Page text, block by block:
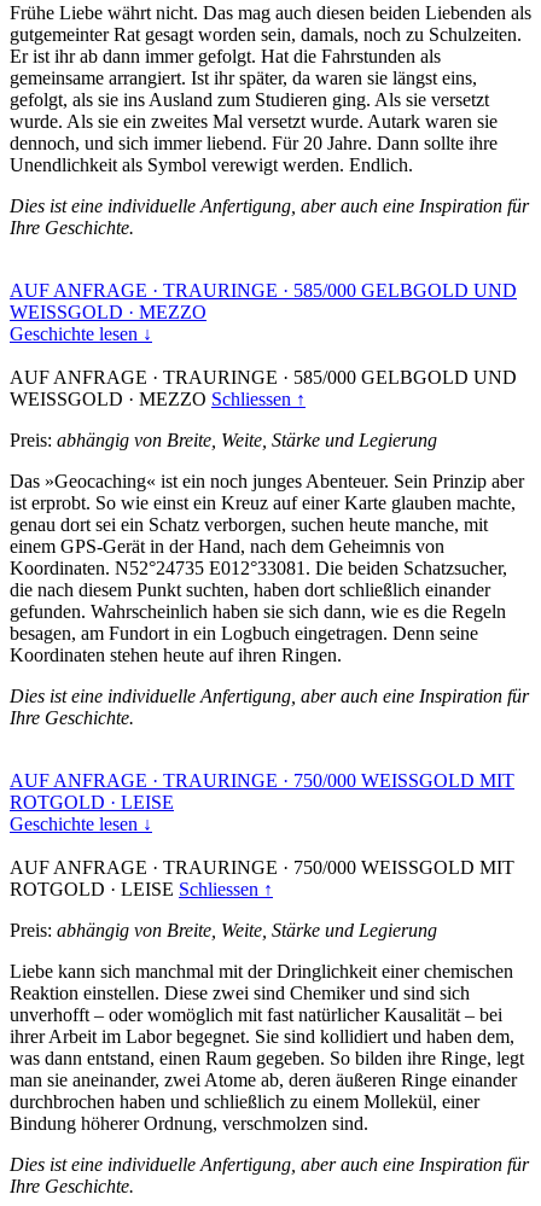
Frühe Liebe währt nicht. Das mag auch diesen beiden Liebenden als
gutgemeinter Rat gesagt worden sein, damals, noch zu Schulzeiten.
Er ist ihr ab dann immer gefolgt. Hat die Fahrstunden als
gemeinsame arrangiert. Ist ihr später, da waren sie längst eins,
gefolgt, als sie ins Ausland zum Studieren ging. Als sie versetzt
wurde. Als sie ein zweites Mal versetzt wurde. Autark waren sie
dennoch, und sich immer liebend. Für 20 Jahre. Dann sollte ihre
Unendlichkeit als Symbol verewigt werden. Endlich.
Dies ist eine individuelle Anfertigung, aber auch eine Inspiration für
Ihre Geschichte.
AUF ANFRAGE · TRAURINGE · 585/000 GELBGOLD UND
WEISSGOLD · MEZZO
Geschichte lesen ↓
AUF ANFRAGE · TRAURINGE · 585/000 GELBGOLD UND
WEISSGOLD · MEZZO Schliessen ↑
Preis: abhängig von Breite, Weite, Stärke und Legierung
Das »Geocaching« ist ein noch junges Abenteuer. Sein Prinzip aber
ist erprobt. So wie einst ein Kreuz auf einer Karte glauben machte,
genau dort sei ein Schatz verborgen, suchen heute manche, mit
einem GPS-Gerät in der Hand, nach dem Geheimnis von
Koordinaten. N52°24735 E012°33081. Die beiden Schatzsucher,
die nach diesem Punkt suchten, haben dort schließlich einander
gefunden. Wahrscheinlich haben sie sich dann, wie es die Regeln
besagen, am Fundort in ein Logbuch eingetragen. Denn seine
Koordinaten stehen heute auf ihren Ringen.
Dies ist eine individuelle Anfertigung, aber auch eine Inspiration für
Ihre Geschichte.
AUF ANFRAGE · TRAURINGE · 750/000 WEISSGOLD MIT
ROTGOLD · LEISE
Geschichte lesen ↓
AUF ANFRAGE · TRAURINGE · 750/000 WEISSGOLD MIT
ROTGOLD · LEISE Schliessen ↑
Preis: abhängig von Breite, Weite, Stärke und Legierung
Liebe kann sich manchmal mit der Dringlichkeit einer chemischen
Reaktion einstellen. Diese zwei sind Chemiker und sind sich
unverhofft – oder womöglich mit fast natürlicher Kausalität – bei
ihrer Arbeit im Labor begegnet. Sie sind kollidiert und haben dem,
was dann entstand, einen Raum gegeben. So bilden ihre Ringe, legt
man sie aneinander, zwei Atome ab, deren äußeren Ringe einander
durchbrochen haben und schließlich zu einem Mollekül, einer
Bindung höherer Ordnung, verschmolzen sind.
Dies ist eine individuelle Anfertigung, aber auch eine Inspiration für
Ihre Geschichte.